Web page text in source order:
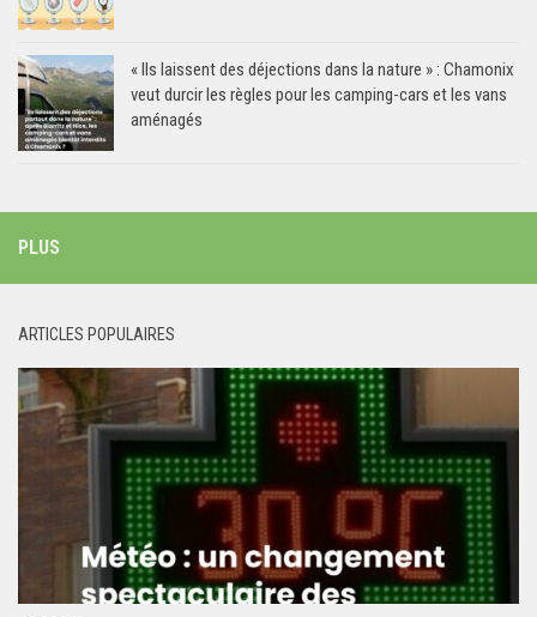
« Ils laissent des déjections dans la nature » : Chamonix
veut durcir les règles pour les camping-cars et les vans
aménagés
PLUS
ARTICLES POPULAIRES